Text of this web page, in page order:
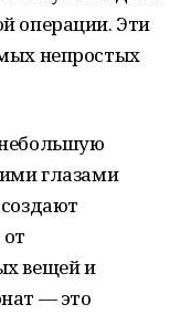
операции. Эти
непростых
глазами
вещей и
— это